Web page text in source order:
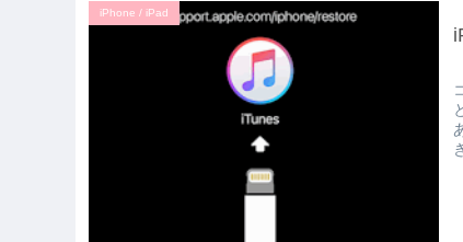
iPhone / iPad